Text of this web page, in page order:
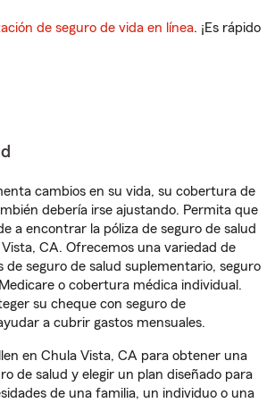
de seguro de vida en línea. ¡Es rápido
cambios en su vida, su cobertura de
debería irse ajustando. Permita que
a encontrar la póliza de seguro de salud
CA. Ofrecemos una variedad de
de seguro de salud suplementario, seguro
o cobertura médica individual.
su cheque con seguro de
a cubrir gastos mensuales.
en Chula Vista, CA para obtener una
de salud y elegir un plan diseñado para
de una familia, un individuo o una